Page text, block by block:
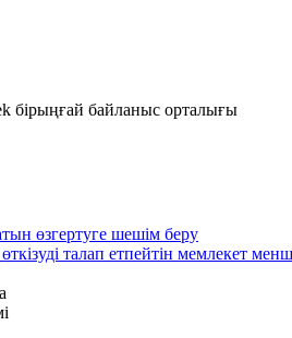
бірыңғай байланыс орталығы
өзгертуге шешім беру
талап етпейтін мемлекет